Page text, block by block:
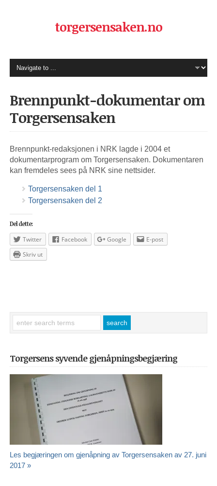
torgersensaken.no
Brennpunkt-dokumentar om
Torgersensaken
Brennpunkt-redaksjonen i NRK lagde i 2004 et
dokumentarprogram om Torgersensaken. Dokumentaren
kan fremdeles sees på NRK sine nettsider.
Torgersensaken del 1
Torgersensaken del 2
Del dette:
Twitter Facebook Google
E-post
Skriv ut
Torgersens syvende gjenåpningsbegjæring
Les begjæringen om gjenåpning av Torgersensaken av 27. juni
2017 »